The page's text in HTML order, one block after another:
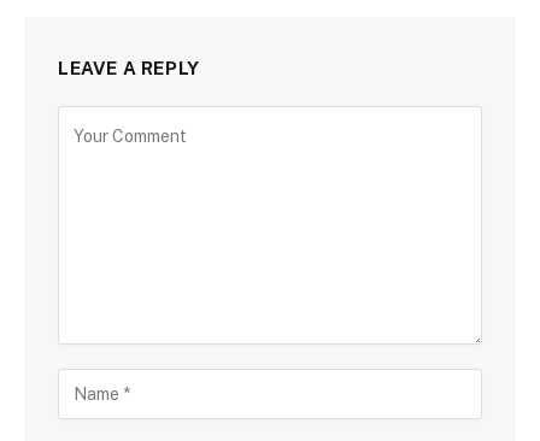
LEAVE A REPLY